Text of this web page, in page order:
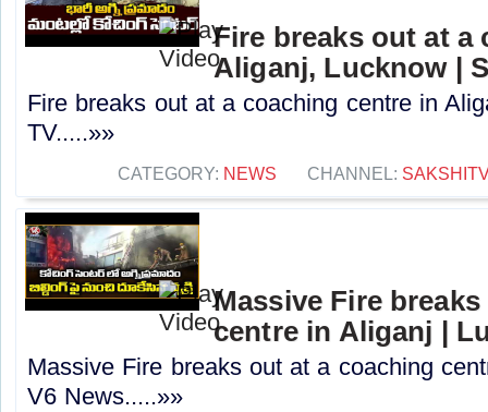
Fire breaks out at a
Aliganj, Lucknow |
Fire breaks out at a coaching centre in
TV.....»»
CATEGORY: NEWS CHANNEL:
Massive Fire
centre in Aliganj |
Massive Fire breaks out at a coaching
V6 News.....»»